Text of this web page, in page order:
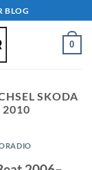
BLOG
0
SKODA
2010